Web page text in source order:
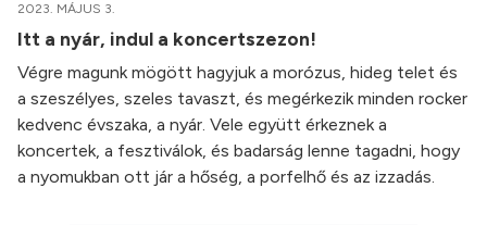
2023. MÁJUS 3.
Itt a nyár, indul a koncertszezon!
Végre magunk mögött hagyjuk a morózus, hideg telet és
a szeszélyes, szeles tavaszt, és megérkezik minden rocker
kedvenc évszaka, a nyár. Vele együtt érkeznek a
koncertek, a fesztiválok, és badarság lenne tagadni, hogy
a nyomukban ott jár a hőség, a porfelhő és az izzadás.